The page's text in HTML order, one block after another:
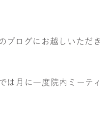
ブログにお越しいただき
は月に一度院内ミーティ